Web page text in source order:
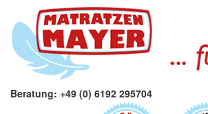
Beratung: +49 (0) 6192 295704